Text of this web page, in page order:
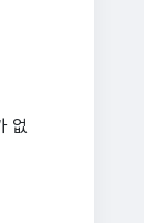
없